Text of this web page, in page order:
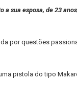
sua esposa, de 23
por questões
pistola do tipo